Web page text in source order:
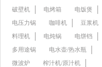
破壁机 电烤箱
电饭煲
电压力锅
咖啡机
豆浆机
料理机
电炖锅
电饼铛
多用途锅
电水壶/热水瓶
微波炉
榨汁机/原汁机